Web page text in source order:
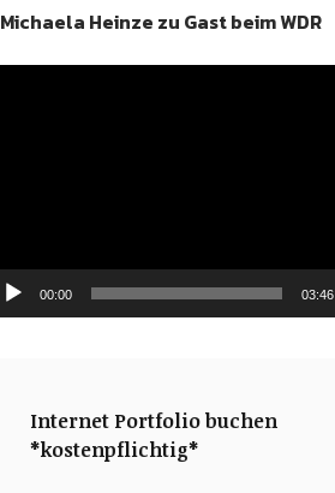
Michaela Heinze zu Gast beim WDR
00:00 03:46
Internet Portfolio buchen
*kostenpflichtig*